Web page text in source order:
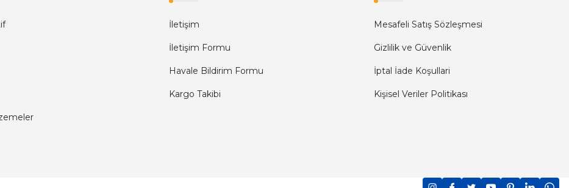
İletişim
İletişim Formu
Havale Bildirim Formu
Kargo Takibi
Mesafeli Satış Sözleşmesi
Gizlilik ve Güvenlik
İptal İade Koşullari
Kişisel Veriler Politikası